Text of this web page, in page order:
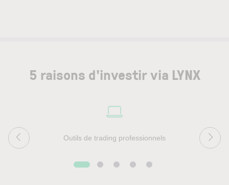
5 raisons d'investir via LYNX
Outils de trading professionnels